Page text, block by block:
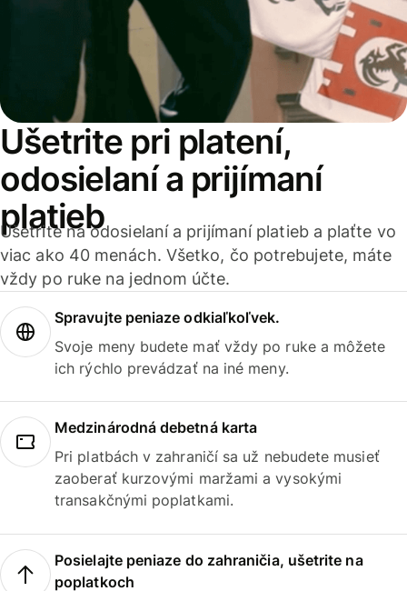
Ušetrite pri platení,
odosielaní a prijímaní
platieb
Ušetrite na odosielaní a prijímaní platieb a plaťte vo
viac ako 40 menách. Všetko, čo potrebujete, máte
vždy po ruke na jednom účte.
Spravujte peniaze odkiaľkoľvek.
Svoje meny budete mať vždy po ruke a môžete
ich rýchlo prevádzať na iné meny.
Medzinárodná debetná karta
Pri platbách v zahraničí sa už nebudete musieť
zaoberať kurzovými maržami a vysokými
transakčnými poplatkami.
Posielajte peniaze do zahraničia, ušetrite na
poplatkoch